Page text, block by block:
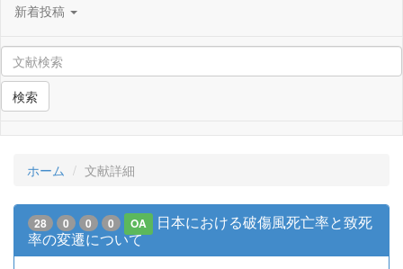
新着投稿
検索
ホーム 文献詳細
28 0 0 0 OA
日本における破傷風死亡率と致死
率の変遷について